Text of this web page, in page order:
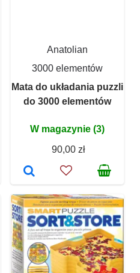
Anatolian
3000 elementów
Mata do układania puzzli
do 3000 elementów
W magazynie (3)
90,00 zł